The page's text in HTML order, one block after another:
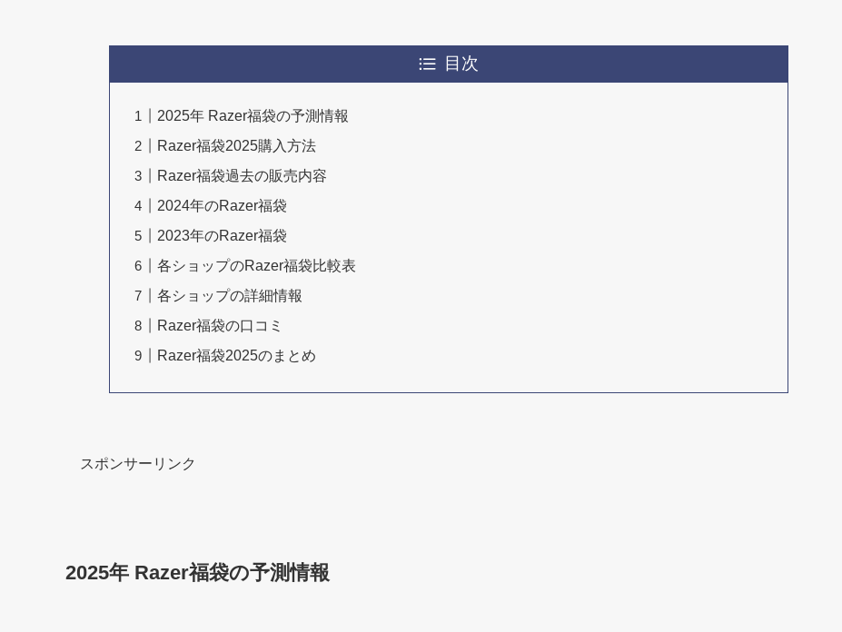
目次
2025年 Razer福袋の予測情報
Razer福袋2025購入方法
Razer福袋過去の販売内容
2024年のRazer福袋
2023年のRazer福袋
各ショップのRazer福袋比較表
各ショップの詳細情報
Razer福袋の口コミ
Razer福袋2025のまとめ
スポンサーリンク
2025年 Razer福袋の予測情報